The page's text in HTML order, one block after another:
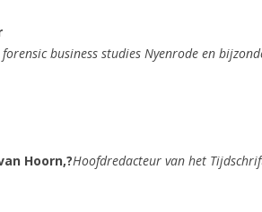
business studies Nyenrode en
Hoorn,?Hoofdredacteur van het